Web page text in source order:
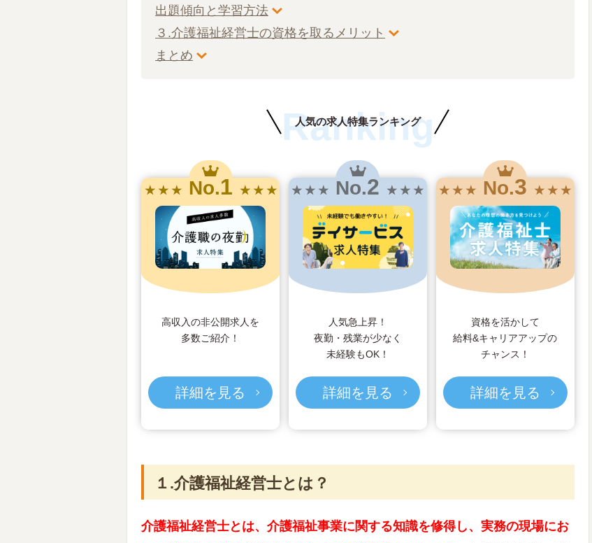
出題傾向と学習方法
３.介護福祉経営士の資格を取るメリット
まとめ
人気の求人特集ランキング
Ranking
★ ★ ★ No.1 ★ ★ ★
高収入の非公開求人を
多数ご紹介！
詳細を見る
★ ★ ★ No.2 ★ ★ ★
人気急上昇！
夜勤・残業が少なく
未経験もOK！
詳細を見る
★ ★ ★ No.3 ★ ★ ★
資格を活かして
給料&キャリアアップの
チャンス！
詳細を見る
１.介護福祉経営士とは？
介護福祉経営士とは、介護福祉事業に関する知識を修得し、実務の現場にお